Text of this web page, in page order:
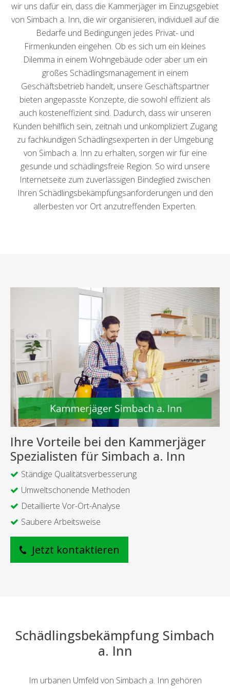
wir uns dafür ein, dass die Kammerjäger im Einzugsgebiet
von Simbach a. Inn, die wir organisieren, individuell auf die
Bedarfe und Bedingungen jedes Privat- und
Firmenkunden eingehen. Ob es sich um ein kleines
Dilemma in einem Wohngebäude oder aber um ein
großes Schädlingsmanagement in einem
Geschäftsbetrieb handelt, unsere Geschäftspartner
bieten angepasste Konzepte, die sowohl effizient als
auch kosteneffizient sind. Dadurch, dass wir unseren
Kunden behilflich sein, zeitnah und unkompliziert Zugang
zu fachkundigen Schädlingsexperten in der Umgebung
von Simbach a. Inn zu erhalten, sorgen wir für eine
gesunde und schädlingsfreie Region. So wird unsere
Internetseite zum zuverlässigen Bindeglied zwischen
Ihren Schädlingsbekämpfungsanforderungen und den
allerbesten vor Ort anzutreffenden Experten.
Ihre Vorteile bei den Kammerjäger
Spezialisten für Simbach a. Inn
Ständige Qualitätsverbesserung
Umweltschonende Methoden
Detaillierte Vor-Ort-Analyse
Saubere Arbeitsweise
Jetzt kontaktieren
Schädlingsbekämpfung Simbach
a. Inn
Im urbanen Umfeld von Simbach a. Inn gehören